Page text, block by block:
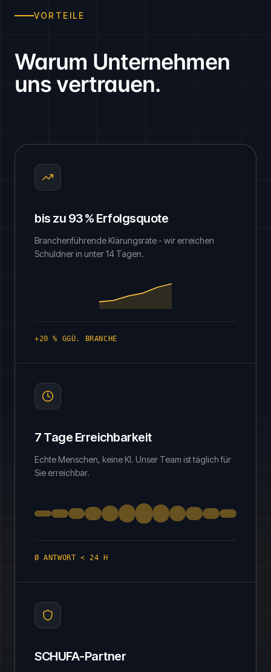
VORTEILE
Warum Unternehmen
uns vertrauen.
bis zu 93 % Erfolgsquote
Branchenführende Klärungsrate - wir erreichen
Schuldner in unter 14 Tagen.
+20 % GGÜ. BRANCHE
7 Tage Erreichbarkeit
Echte Menschen, keine KI. Unser Team ist täglich für
Sie erreichbar.
Ø ANTWORT < 24 H
SCHUFA-Partner